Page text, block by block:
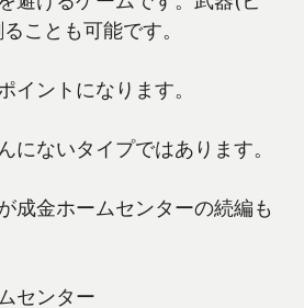
ことも可能です。
イントになります。
にないタイプではあります。
成金ホームセンターの続編も
センター